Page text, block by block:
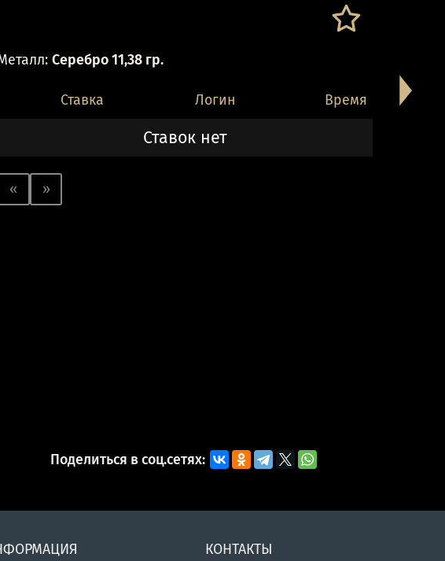
Серебро 11,38 гр.
Ставка Логин Время
Ставок нет
« »
Поделиться в соц.сетях:
КОНТАКТЫ